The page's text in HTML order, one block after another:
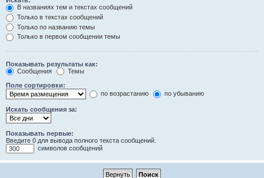
В названиях тем и текстах сообщений
Только в текстах сообщений
Только по названию темы
Только в первом сообщении темы
Показывать результаты как:
Сообщения
Темы
Поле сортировки:
по возрастанию
по убыванию
Искать сообщения за:
Показывать первые:
Введите 0 для вывода полного текста сообщений.
символов сообщений